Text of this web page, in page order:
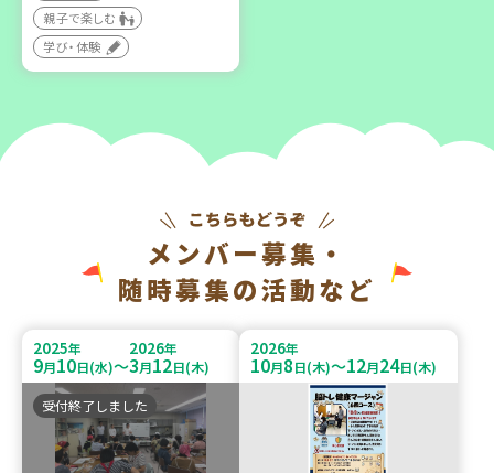
親子で楽しむ
学び・体験
メンバー募集・
随時募集の活動など
2025年
9月10日(水)～
2026年
3月12日(木)
受付終了しました
2026年
10月8日(木)～12月24日(木)